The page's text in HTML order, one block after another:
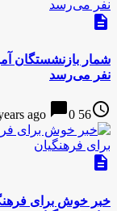
description
نفر می‌رسد
access_time
56 years ago
chat_bubble0
description
خبر خوش برای